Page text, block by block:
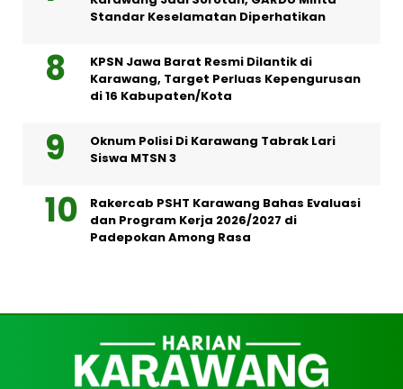
Standar Keselamatan Diperhatikan
KPSN Jawa Barat Resmi Dilantik di
Karawang, Target Perluas Kepengurusan
di 16 Kabupaten/Kota
Oknum Polisi Di Karawang Tabrak Lari
Siswa MTSN 3
Rakercab PSHT Karawang Bahas Evaluasi
dan Program Kerja 2026/2027 di
Padepokan Among Rasa